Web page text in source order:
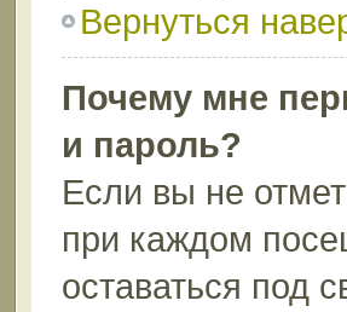
Вернуться
Почему мне
и пароль?
Если вы не
при каждом
оставаться под